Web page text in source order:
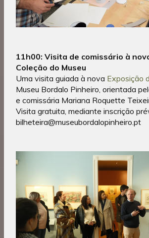
11h00: Visita de comissário à
Coleção do Museu
Uma visita guiada à nova Exposição
Museu Bordalo Pinheiro, orientada
e comissária Mariana Roquette
Visita gratuita, mediante inscrição
bilheteira@museubordalopinheiro.pt